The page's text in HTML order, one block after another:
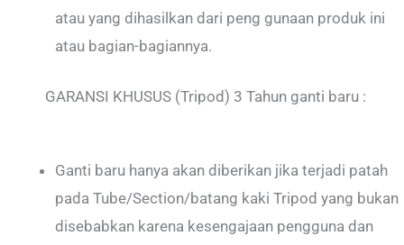
atau yang dihasilkan dari peng gunaan produk ini
atau bagian-bagiannya.
GARANSI KHUSUS (Tripod) 3 Tahun ganti baru :
Ganti baru hanya akan diberikan jika terjadi patah
pada Tube/Section/batang kaki Tripod yang bukan
disebabkan karena kesengajaan pengguna dan